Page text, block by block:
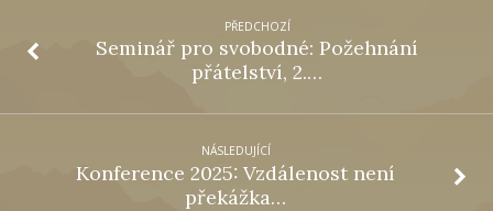
PŘEDCHOZÍ
Seminář pro svobodné: Požehnání
přátelství, 2.…
NÁSLEDUJÍCÍ
Konference 2025: Vzdálenost není
překážka…